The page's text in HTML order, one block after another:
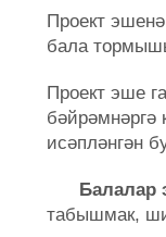
Проект
бала
Проект эше
бәйрәмнәргә
исәпләнгән
Балалар
табышмак,